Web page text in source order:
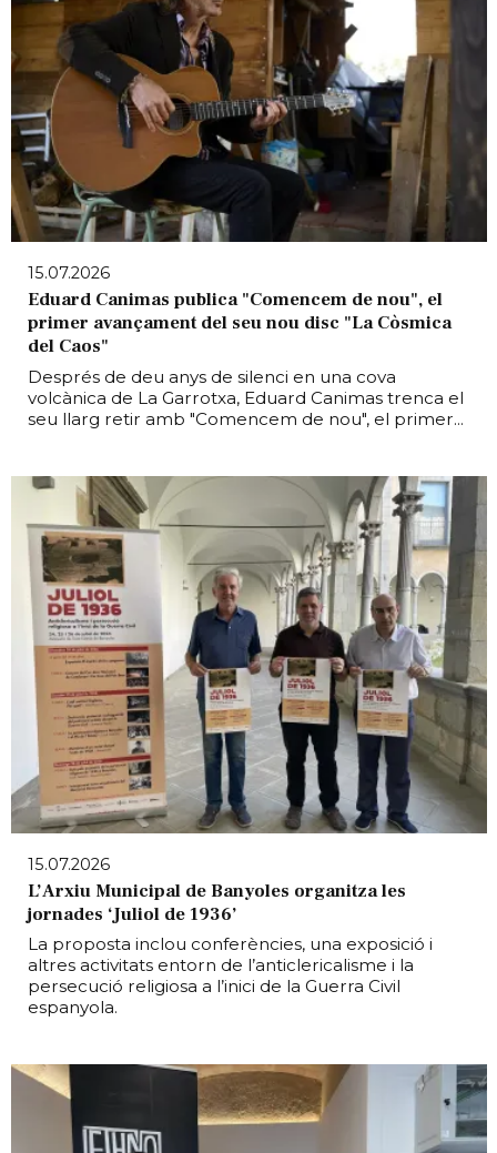
15.07.2026
Eduard Canimas publica "Comencem de nou", el
primer avançament del seu nou disc "La Còsmica
del Caos"
Després de deu anys de silenci en una cova
volcànica de La Garrotxa, Eduard Canimas trenca el
seu llarg retir amb "Comencem de nou", el primer...
15.07.2026
L’Arxiu Municipal de Banyoles organitza les
jornades ‘Juliol de 1936’
La proposta inclou conferències, una exposició i
altres activitats entorn de l’anticlericalisme i la
persecució religiosa a l’inici de la Guerra Civil
espanyola.